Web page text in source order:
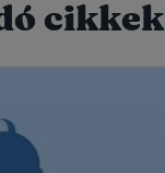
cikkek